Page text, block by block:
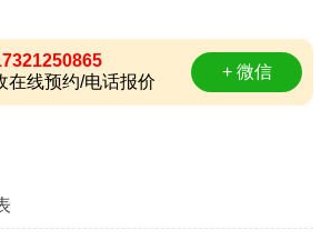
在线预约/电话报价
+ 微信